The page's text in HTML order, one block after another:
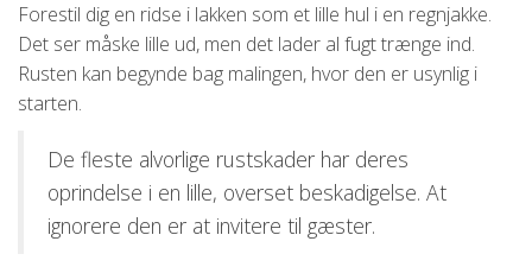
Forestil dig en ridse i lakken som et lille hul i en regnjakke.
Det ser måske lille ud, men det lader al fugt trænge ind.
Rusten kan begynde bag malingen, hvor den er usynlig i
starten.
De fleste alvorlige rustskader har deres
oprindelse i en lille, overset beskadigelse. At
ignorere den er at invitere til gæster.